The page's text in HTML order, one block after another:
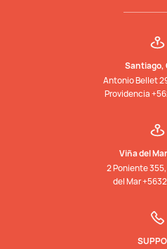
Santiago,
Antonio Bellet
Providencia
Viña del
2 Poniente 355,
del Mar